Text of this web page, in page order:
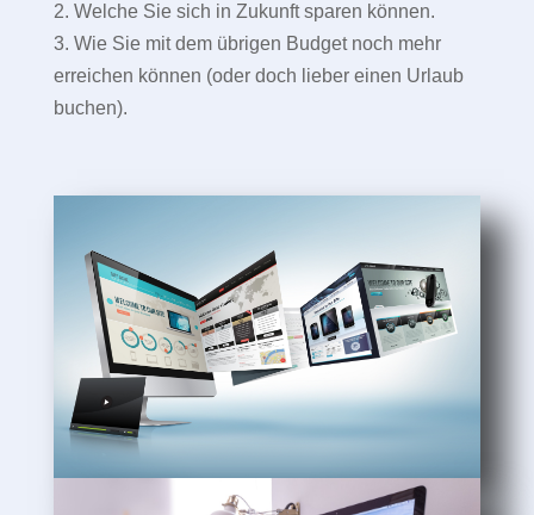
2. Welche Sie sich in Zukunft sparen können.
3. Wie Sie mit dem übrigen Budget noch mehr
erreichen können (oder doch lieber einen Urlaub
buchen).